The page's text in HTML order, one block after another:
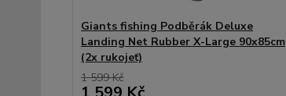
Giants fishing Podběrák Deluxe
Landing Net Rubber X-Large 90x85cm
(2x rukojeť)
1 599 Kč